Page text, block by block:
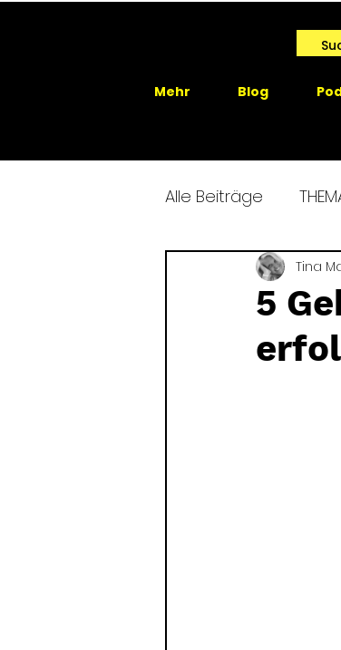
Blog
Mehr
Alle Beiträge
SPIRIT ME EVENTS
GAIA SPRICHT
5
Tina